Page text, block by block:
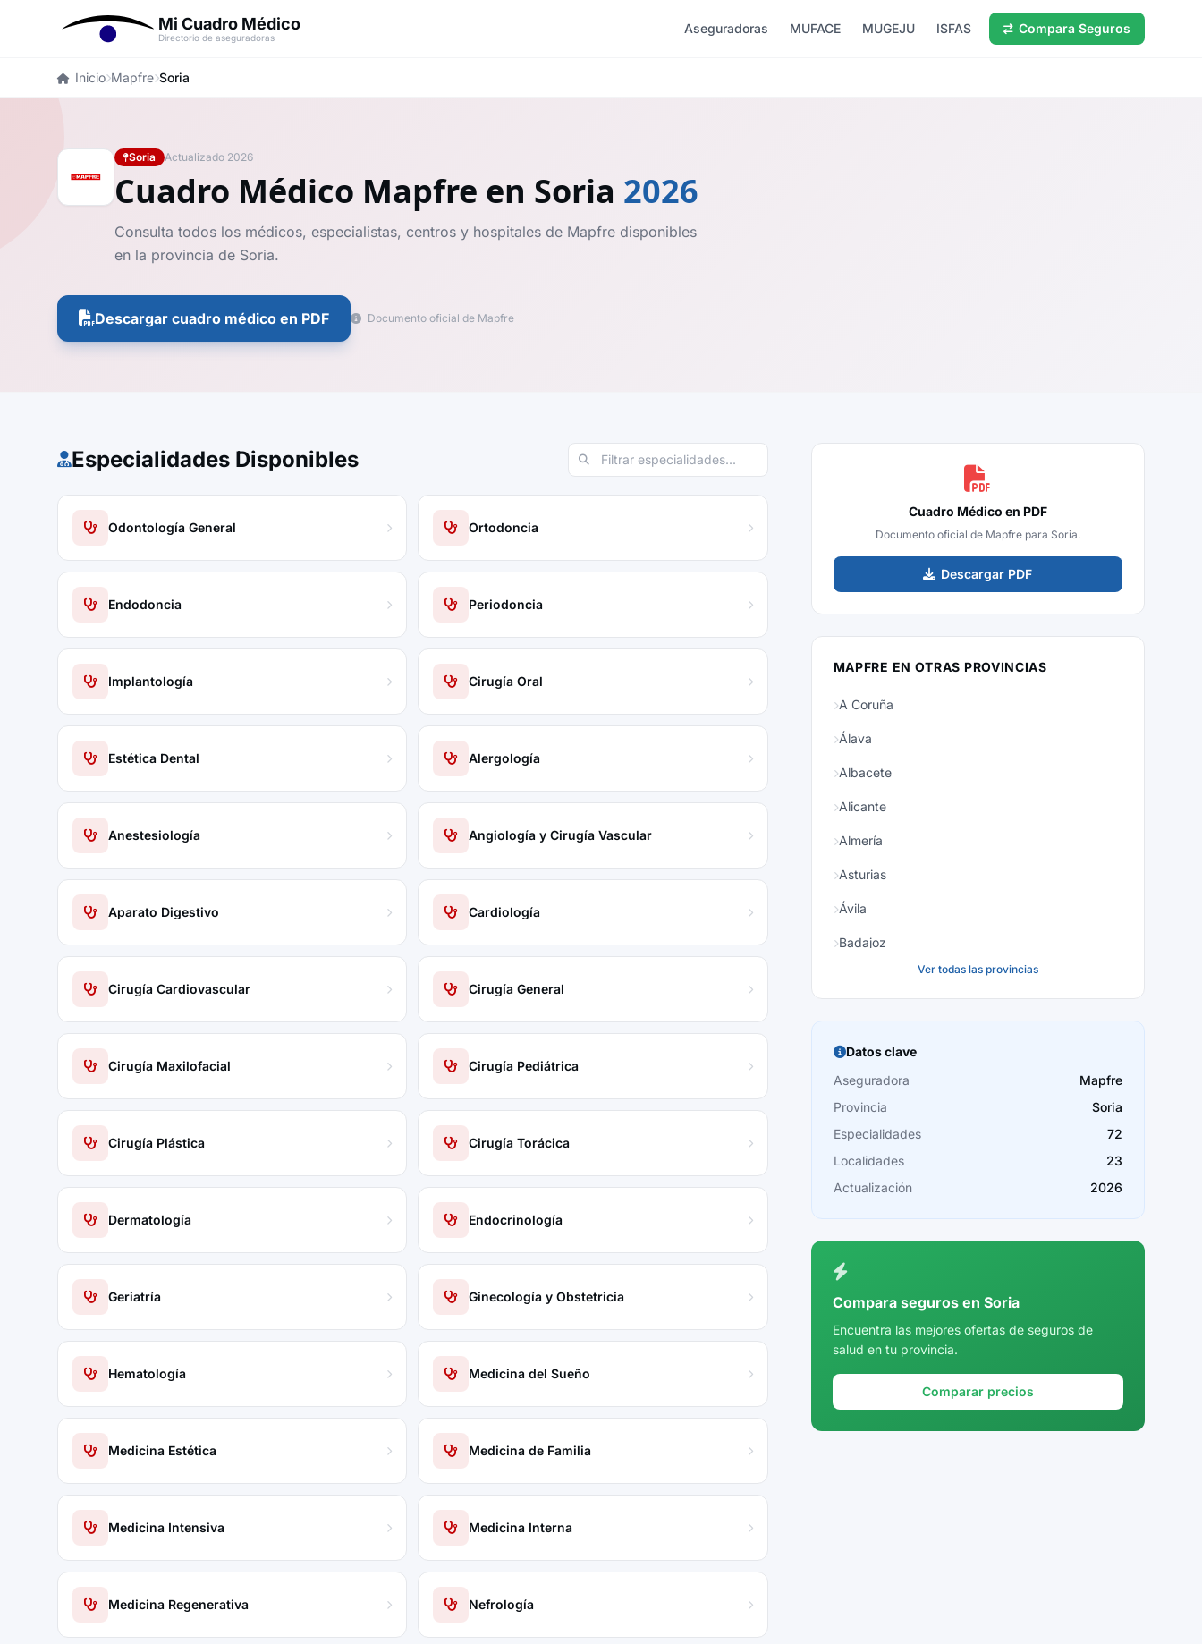
Mi Cuadro Médico
Directorio de aseguradoras
Aseguradoras MUFACE MUGEJU ISFAS Compara Seguros
Inicio Mapfre Soria
Soria Actualizado 2026
Cuadro Médico Mapfre en Soria 2026
Consulta todos los médicos, especialistas, centros y hospitales de Mapfre disponibles
en la provincia de Soria.
Descargar cuadro médico en PDF Documento oficial de Mapfre
Especialidades Disponibles
Odontología General Ortodoncia
Endodoncia Periodoncia
Implantología Cirugía Oral
Estética Dental Alergología
Anestesiología Angiología y Cirugía Vascular
Aparato Digestivo Cardiología
Cirugía Cardiovascular Cirugía General
Cirugía Maxilofacial Cirugía Pediátrica
Cirugía Plástica Cirugía Torácica
Dermatología Endocrinología
Geriatría Ginecología y Obstetricia
Hematología Medicina del Sueño
Medicina Estética Medicina de Familia
Medicina Intensiva Medicina Interna
Medicina Regenerativa Nefrología
Cuadro Médico en PDF
Documento oficial de Mapfre para Soria.
Descargar PDF
MAPFRE EN OTRAS PROVINCIAS
A Coruña
Álava
Albacete
Alicante
Almería
Asturias
Ávila
Badajoz
Burgos
Cáceres
Cádiz
Cantabria
Castellón
Córdoba
Cuenca
Girona
Ver todas las provincias
Datos clave
Aseguradora
Mapfre
Provincia
Soria
Especialidades
72
Localidades
23
Actualización
2026
Compara seguros en Soria
Encuentra las mejores ofertas de seguros de
salud en tu provincia.
Comparar precios